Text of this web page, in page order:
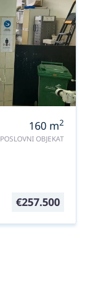
160 m2
POSLOVNI OBJEKAT
€257.500